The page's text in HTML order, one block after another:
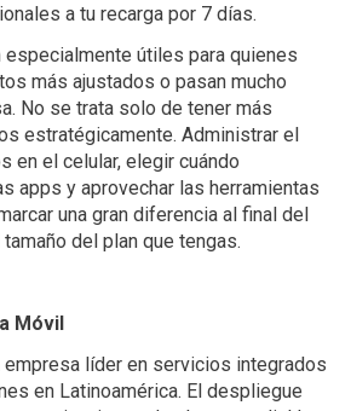
a tu recarga por 7 días.
útiles para quienes
más ajustados o pasan mucho
No se trata solo de tener más
estratégicamente. Administrar el
en el celular, elegir cuándo
apps y aprovechar las herramientas
una gran diferencia al final del
del plan que tengas.
Móvil
líder en servicios integrados
en Latinoamérica. El despliegue